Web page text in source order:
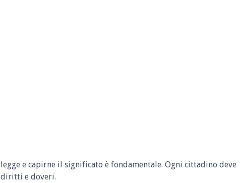
e capirne il significato è fondamentale. Ogni cittadino deve
e doveri.